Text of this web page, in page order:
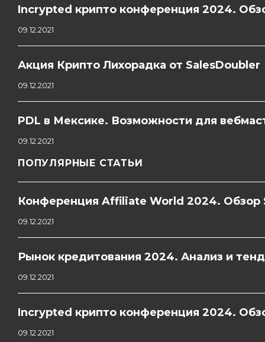
Incrypted крипто конференция 2024.
09.12.2021
Акция Крипто Лихорадка от SalesDoubler
09.12.2021
PDL в Мексике. Возможности для
09.12.2021
ПОПУЛЯРНЫЕ СТАТЬИ
Конференция Affiliate World 2024. Обзор
09.12.2021
Рынок кредитования 2024. Анализ и
09.12.2021
Incrypted крипто конференция 2024.
09.12.2021